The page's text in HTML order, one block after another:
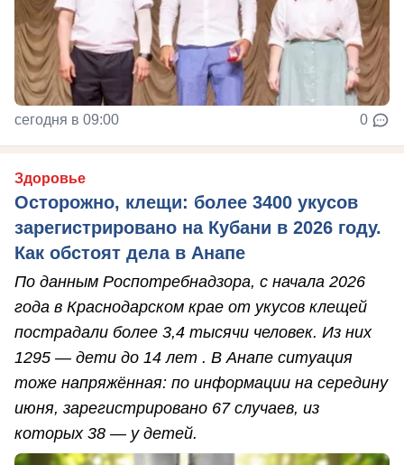
сегодня в 09:00 0
Здоровье
Осторожно, клещи: более 3400 укусов
зарегистрировано на Кубани в 2026 году.
Как обстоят дела в Анапе
По данным Роспотребнадзора, с начала 2026
года в Краснодарском крае от укусов клещей
пострадали более 3,4 тысячи человек. Из них
1295 — дети до 14 лет . В Анапе ситуация
тоже напряжённая: по информации на середину
июня, зарегистрировано 67 случаев, из
которых 38 — у детей.